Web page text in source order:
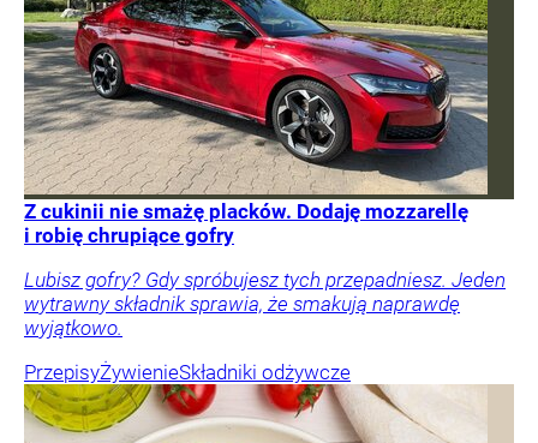
Z cukinii nie smażę placków. Dodaję mozzarellę
i robię chrupiące gofry
Lubisz gofry? Gdy spróbujesz tych przepadniesz. Jeden
wytrawny składnik sprawia, że smakują naprawdę
wyjątkowo.
PrzepisyŻywienieSkładniki odżywcze